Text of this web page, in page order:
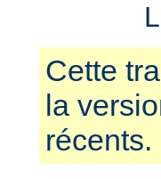
Cette
la
récents.